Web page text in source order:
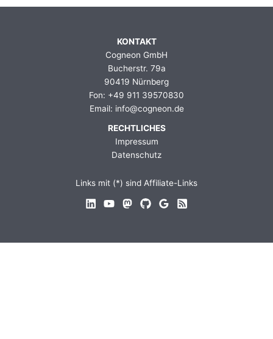
KONTAKT
Cogneon GmbH
Bucherstr. 79a
90419 Nürnberg
Fon: +49 911 39570830
Email: info@cogneon.de
RECHTLICHES
Impressum
Datenschutz
Links mit (*) sind Affiliate-Links